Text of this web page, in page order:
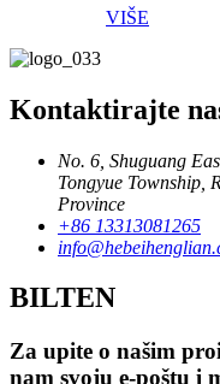
VIŠE
Kontaktirajte
No. 6, Shuguang
Tongyue Township,
Province
+86 13313081265
BILTEN
Za upite o našim
nam svoju e-poštu i